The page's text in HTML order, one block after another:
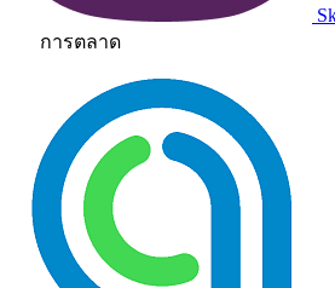
การตลาด